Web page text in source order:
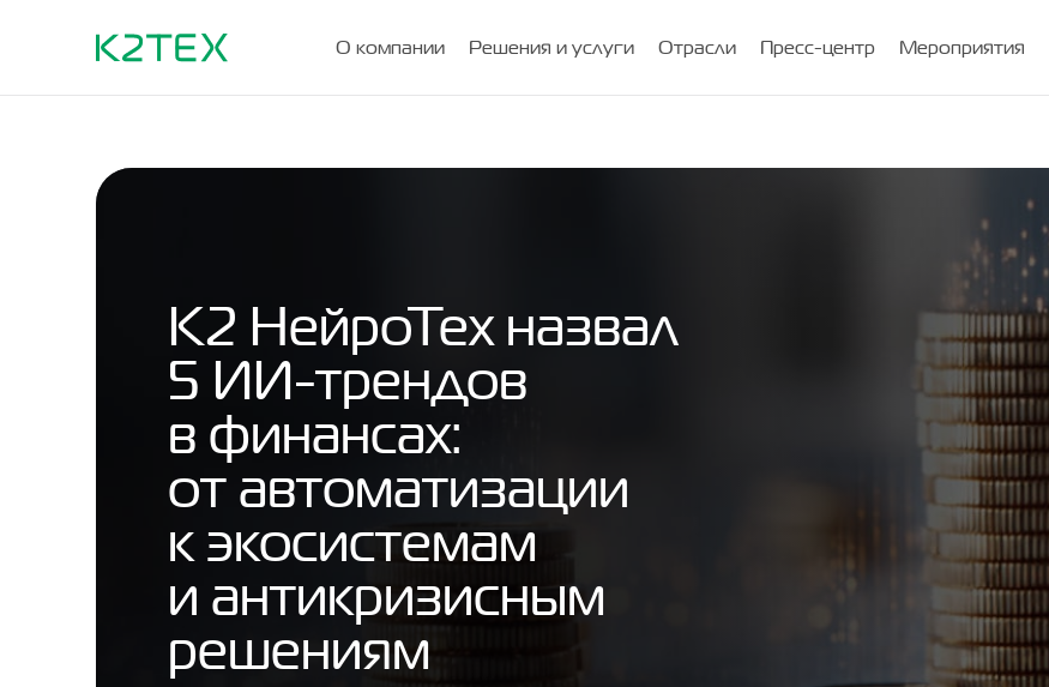
О компании Решения и услуги Отрасли Пресс-центр Мероприятия
К2 НейроТех назвал
5 ИИ-трендов
в финансах:
от автоматизации
к экосистемам
и антикризисным
решениям